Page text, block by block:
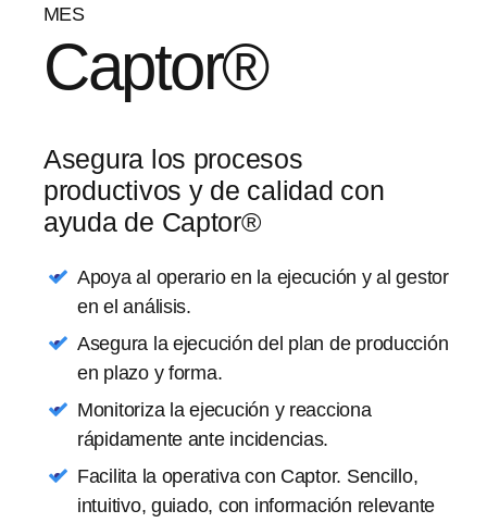
MES
Captor®
Asegura los procesos
productivos y de calidad con
ayuda de Captor®
Apoya al operario en la ejecución y al gestor
en el análisis.
Asegura la ejecución del plan de producción
en plazo y forma.
Monitoriza la ejecución y reacciona
rápidamente ante incidencias.
Facilita la operativa con Captor. Sencillo,
intuitivo, guiado, con información relevante